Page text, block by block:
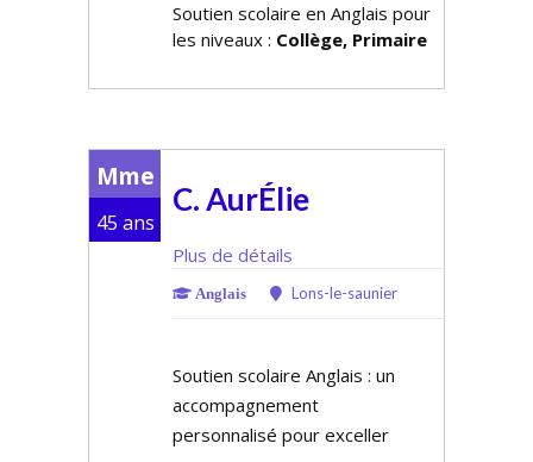
Soutien scolaire en Anglais pour
les niveaux : Collège, Primaire
Mme
45 ans
C. AurÉlie
Plus de détails
Anglais Lons-le-saunier
Soutien scolaire Anglais : un
accompagnement
personnalisé pour exceller